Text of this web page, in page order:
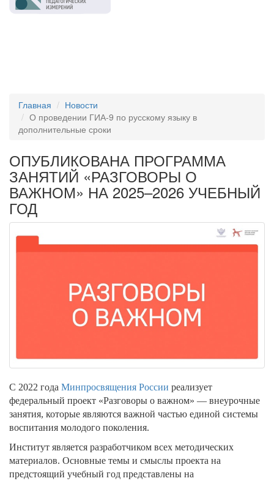
Главная
Новости
О проведении ГИА-9 по русскому языку в
дополнительные сроки
ОПУБЛИКОВАНА ПРОГРАММА
ЗАНЯТИЙ «РАЗГОВОРЫ О
ВАЖНОМ» НА 2025–2026 УЧЕБНЫЙ
ГОД
С 2022 года Минпросвящения России реализует
федеральный проект «Разговоры о важном» — внеурочные
занятия, которые являются важной частью единой системы
воспитания молодого поколения.
Институт является разработчиком всех методических
материалов. Основные темы и смыслы проекта на
предстоящий учебный год представлены на